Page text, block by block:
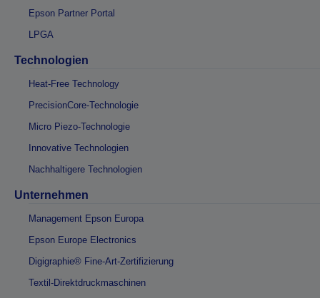
Epson Partner Portal
LPGA
Technologien
Heat-Free Technology
PrecisionCore-Technologie
Micro Piezo-Technologie
Innovative Technologien
Nachhaltigere Technologien
Unternehmen
Management Epson Europa
Epson Europe Electronics
Digigraphie® Fine-Art-Zertifizierung
Textil-Direktdruckmaschinen